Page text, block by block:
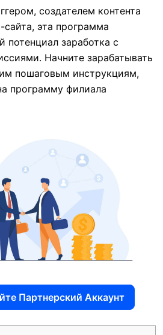
создателем контента
эта программа
потенциал заработка с
Начните зарабатывать
пошаговым инструкциям,
программу филиала
Партнерский Аккаунт